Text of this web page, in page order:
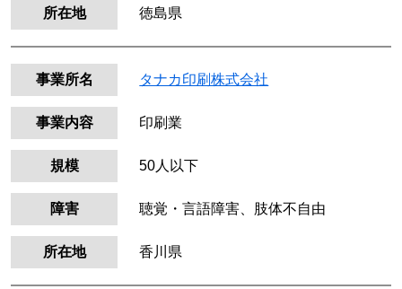
所在地 徳島県
事業所名 タナカ印刷株式会社
事業内容 印刷業
規模 50人以下
障害 聴覚・言語障害、肢体不自由
所在地 香川県